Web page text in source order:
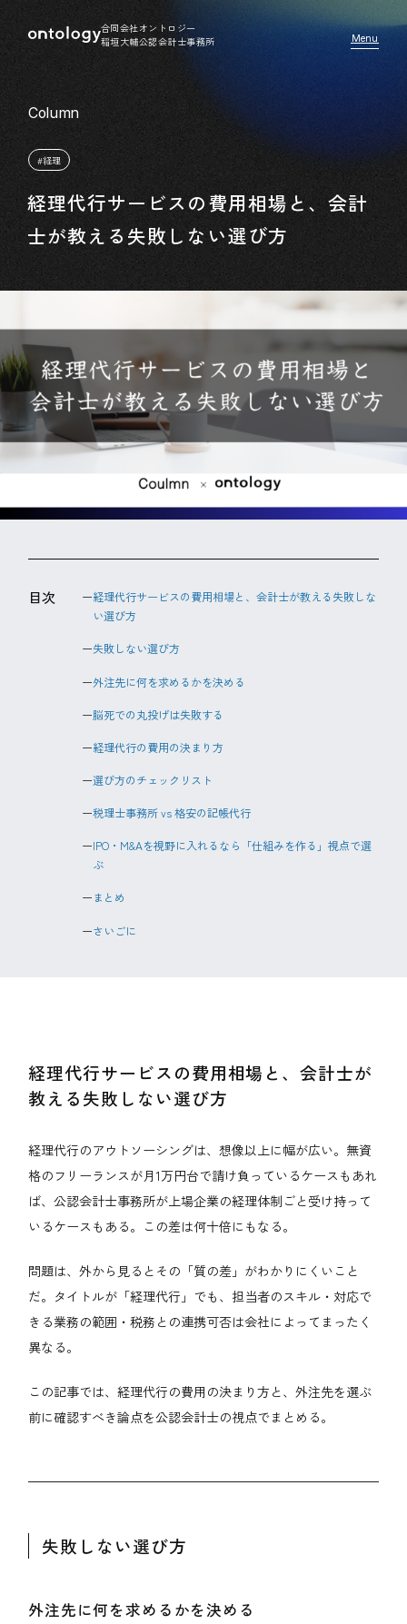
合同会社オントロジー
稲垣大輔公認会計士事務所
#経理
経理代行サービスの費用相場と、会計
士が教える失敗しない選び方
目次
経理代行サービスの費用相場と、会計士が教える失敗しな
い選び方
失敗しない選び方
外注先に何を求めるかを決める
脳死での丸投げは失敗する
経理代行の費用の決まり方
選び方のチェックリスト
税理士事務所 vs 格安の記帳代行
IPO・M&Aを視野に入れるなら「仕組みを作る」視点で選
ぶ
まとめ
さいごに
経理代行サービスの費用相場と、会計士が
教える失敗しない選び方
経理代行のアウトソーシングは、想像以上に幅が広い。無資
格のフリーランスが月1万円台で請け負っているケースもあれ
ば、公認会計士事務所が上場企業の経理体制ごと受け持って
いるケースもある。この差は何十倍にもなる。
問題は、外から見るとその「質の差」がわかりにくいこと
だ。タイトルが「経理代行」でも、担当者のスキル・対応で
きる業務の範囲・税務との連携可否は会社によってまったく
異なる。
この記事では、経理代行の費用の決まり方と、外注先を選ぶ
前に確認すべき論点を公認会計士の視点でまとめる。
失敗しない選び方
外注先に何を求めるかを決める